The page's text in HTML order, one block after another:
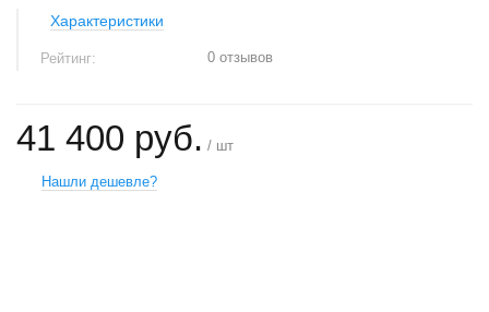
Характеристики
Рейтинг: 0 отзывов
41 400 руб. / шт
Нашли дешевле?